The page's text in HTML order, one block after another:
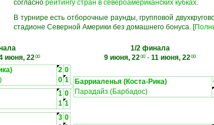
согласно рейтингу стран в североамериканских кубках.
В турнире есть отборочные раунды, групповой
стадионе Северной Америки без домашнего бонуса. [
июня, 2200
1/2 финала
9 июня, 2200- 11 июня, 2200
2 0
0 1
1 0
1 1
Барриаленья (Коста-Рика)
Парадайз (Барбадос)
3 0